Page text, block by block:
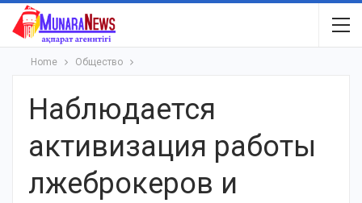
Home Общество
Наблюдается
активизация работы
лжеброкеров и